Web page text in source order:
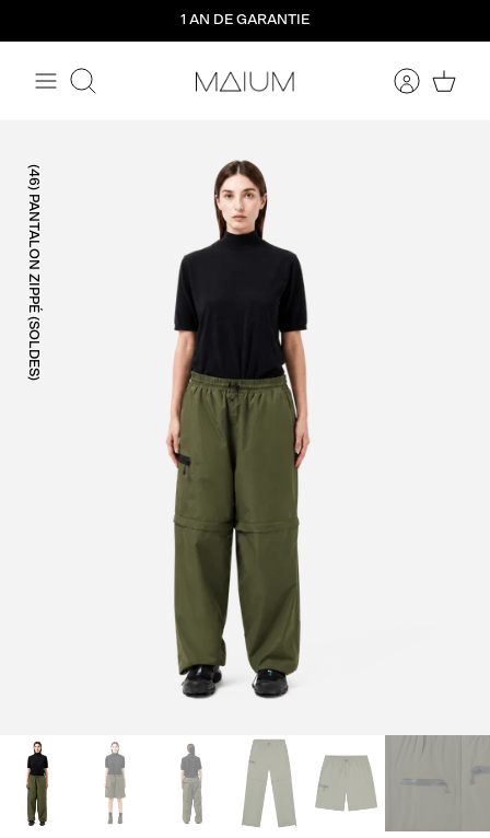
contenu
1 AN DE GARANTIE
Rechercher
(46) PANTALON ZIPPÉ (SOLDES)